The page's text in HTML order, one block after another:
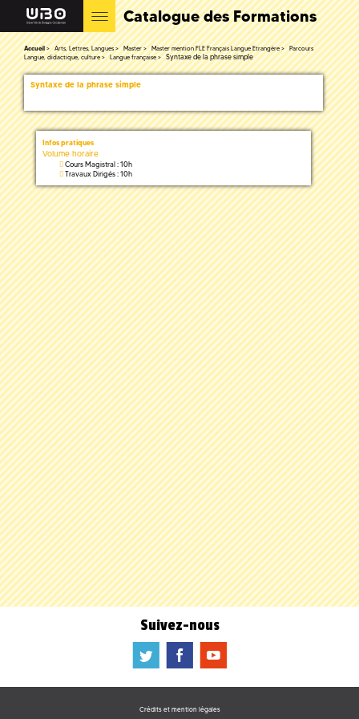
Catalogue des Formations
Accueil Arts, Lettres, Langues Master Master mention FLE Français Langue Etrangère
Parcours
Langue, didactique, culture
Langue française Syntaxe de la phrase simple
Syntaxe de la phrase simple
Infos pratiques
Volume horaire
Cours Magistral : 10h
Travaux Dirigés : 10h
Suivez-nous
a b f
Crédits et mention légales